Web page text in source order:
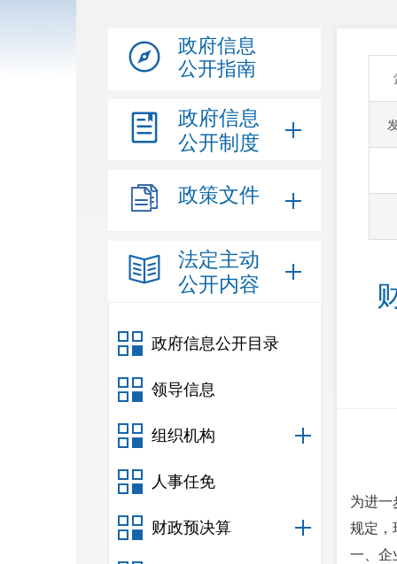
政府信息
公开指南
政府信息
公开制度
政策文件
法定主动
公开内容
政府信息公开目录
领导信息
组织机构
人事任免
财政预决算
为进一
规定，
一、企